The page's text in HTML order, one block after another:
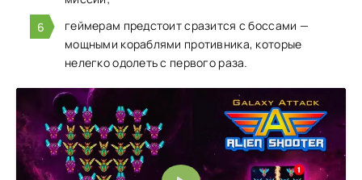
геймерам предстоит сразится с боссами —
мощными кораблями противника, которые
нелегко одолеть с первого раза.